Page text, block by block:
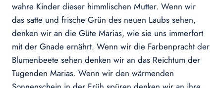
wahre Kinder dieser himmlischen Mutter. Wenn wir
das satte und frische Grün des neuen Laubs sehen,
denken wir an die Güte Marias, wie sie uns immerfort
mit der Gnade ernährt. Wenn wir die Farbenpracht der
Blumenbeete sehen denken wir an das Reichtum der
Tugenden Marias. Wenn wir den wärmenden